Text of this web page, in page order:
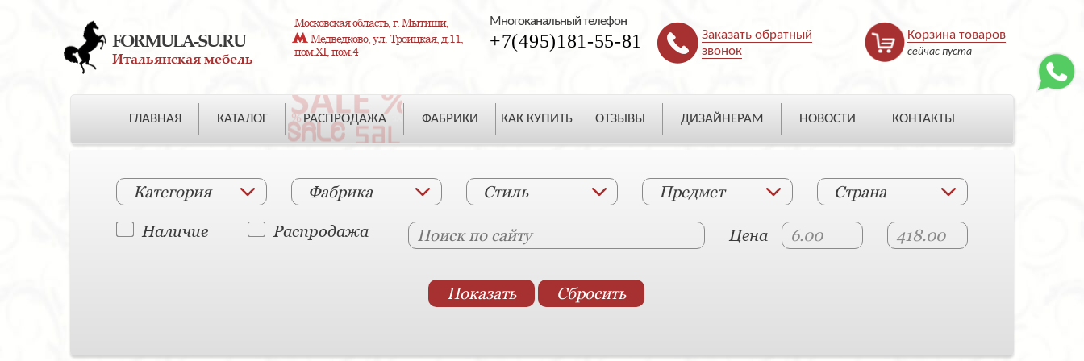
FORMULA-SU.RU
Итальянская мебель
Московская область, г. Мытищи,
Медведково, ул. Троицкая, д.11,
пом.XI, пом.4
Многоканальный телефон
+7(495)181-55-81
Заказать обратный
звонок
Корзина товаров
сейчас пуста
ГЛАВНАЯ КАТАЛОГ РАСПРОДАЖА ФАБРИКИ КАК КУПИТЬ ОТЗЫВЫ ДИЗАЙНЕРАМ НОВОСТИ КОНТАКТЫ
Категория Фабрика Стиль Предмет Страна
Наличие Распродажа Цена